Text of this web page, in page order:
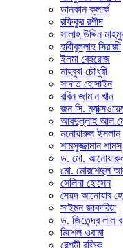
ডানকান ক্লার্ক
রফিকুর রশীদ
সালাহ উদ্দিন
হাবীবুল্লাহ সিরাজী
ইলমা বেহরোজ
মাহবুবা চৌধুরী
সাদাত হোসাইন
রবিন জামান খান
জন সি.
আবদুল্লাহ আল
মনোয়ারুল ইসলাম
শামসুজ্জামান শামস
ড. মো.
মো. মোরশেদুল
সেলিনা হোসেন
সৈয়দ আনোয়ার
সাইমন জাকারিয়া
ড. জিতেন্দ্র লাল
মিশেল ওবামা
রেশমী রফিক